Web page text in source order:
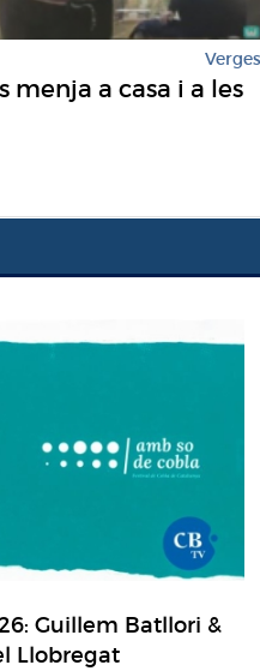
Verges
menja a casa i a les
Guillem Batllori &
Llobregat